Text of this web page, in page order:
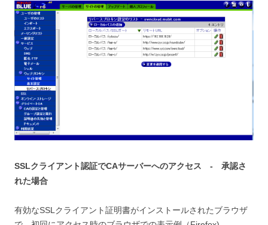
SSLクライアント認証でCAサーバーへのアクセス - 承認さ
れた場合
有効なSSLクライアント証明書がインストールされたブラウザ